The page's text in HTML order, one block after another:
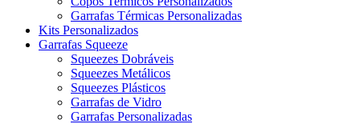
Garrafas Térmicas Personalizadas
Kits Personalizados
Garrafas Squeeze
Squeezes Dobráveis
Squeezes Metálicos
Squeezes Plásticos
Garrafas de Vidro
Garrafas Personalizadas